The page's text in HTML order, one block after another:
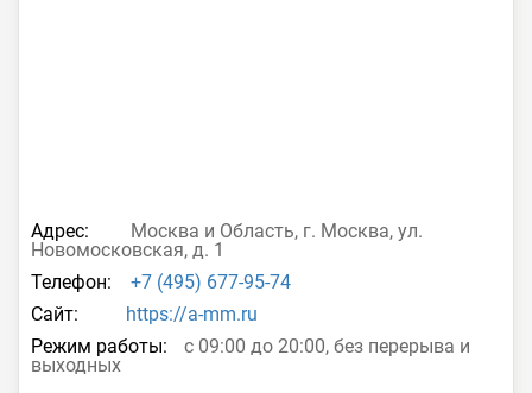
Адрес:
Москва и Область, г. Москва, ул.
Новомосковская, д. 1
Телефон:
+7 (495) 677-95-74
Сайт:
https://a-mm.ru
Режим работы:
с 09:00 до 20:00, без перерыва и
выходных